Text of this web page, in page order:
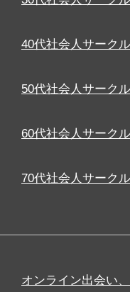
40代社会人サークル
50代社会人サークル
60代社会人サークル
70代社会人サークル
オンライン出会い